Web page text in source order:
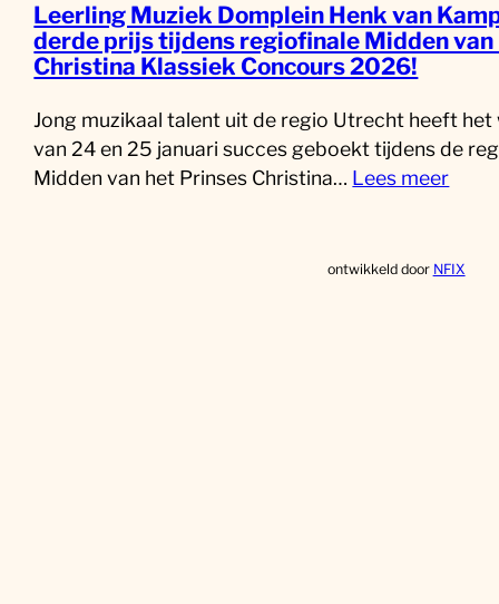
Leerling Muziek Domplein Henk van
derde prijs tijdens regiofinale Midden van
Christina Klassiek Concours 2026!
Jong muzikaal talent uit de regio Utrecht heeft het
van 24 en 25 januari succes geboekt tijdens de
Midden van het Prinses Christina… Lees meer
ontwikkeld door NFIX